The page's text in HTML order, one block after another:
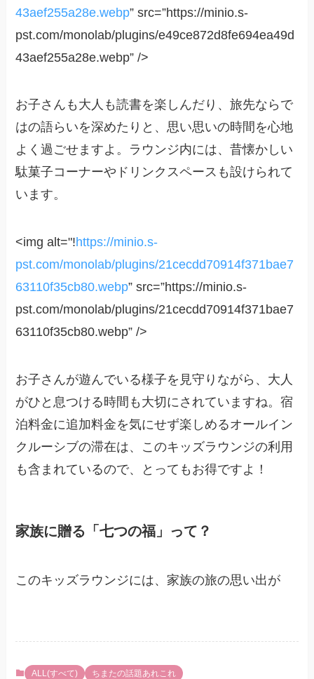
43aef255a28e.webp” src=”https://minio.s-
pst.com/monolab/plugins/e49ce872d8fe694ea49d
43aef255a28e.webp” />
お子さんも大人も読書を楽しんだり、旅先ならで
はの語らいを深めたりと、思い思いの時間を心地
よく過ごせますよ。ラウンジ内には、昔懐かしい
駄菓子コーナーやドリンクスペースも設けられて
います。
<img alt="!https://minio.s-
pst.com/monolab/plugins/21cecdd70914f371bae7
63110f35cb80.webp” src=”https://minio.s-
pst.com/monolab/plugins/21cecdd70914f371bae7
63110f35cb80.webp” />
お子さんが遊んでいる様子を見守りながら、大人
がひと息つける時間も大切にされていますね。宿
泊料金に追加料金を気にせず楽しめるオールイン
クルーシブの滞在は、このキッズラウンジの利用
も含まれているので、とってもお得ですよ！
家族に贈る「七つの福」って？
このキッズラウンジには、家族の旅の思い出が
ALL(すべて) ちまたの話題あれこれ